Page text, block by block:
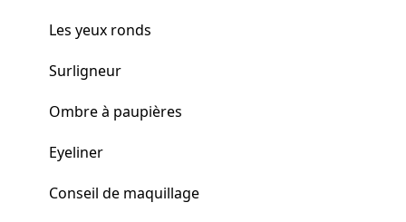
Les yeux ronds
Surligneur
Ombre à paupières
Eyeliner
Conseil de maquillage